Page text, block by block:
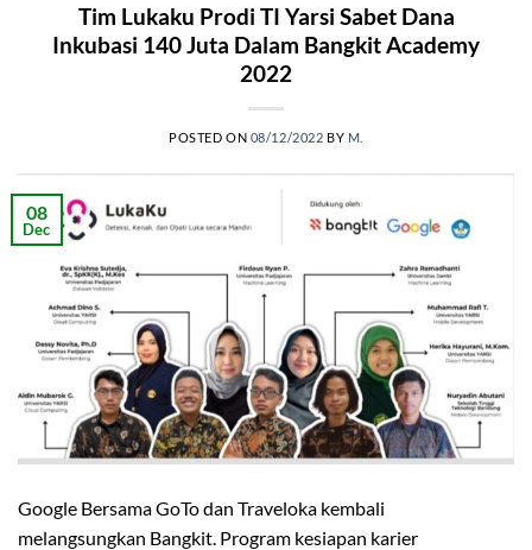
Tim Lukaku Prodi TI Yarsi Sabet Dana
Inkubasi 140 Juta Dalam Bangkit Academy
2022
POSTED ON 08/12/2022 BY M.
08
Dec
Google Bersama GoTo dan Traveloka kembali
melangsungkan Bangkit. Program kesiapan karier